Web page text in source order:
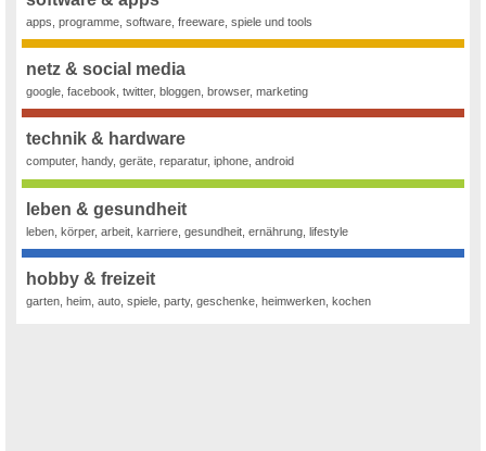
Mathematik
ARCHIV
apps, programme, software, freeware, spiele und tools
netz & social media
google, facebook, twitter, bloggen, browser, marketing
technik & hardware
computer, handy, geräte, reparatur, iphone, android
leben & gesundheit
leben, körper, arbeit, karriere, gesundheit, ernährung, lifestyle
hobby & freizeit
garten, heim, auto, spiele, party, geschenke, heimwerken, kochen